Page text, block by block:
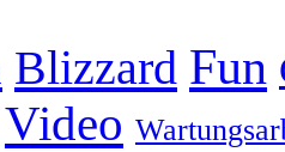
Blizzard Fun
Video